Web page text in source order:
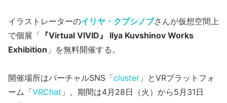
イラストレーターのイリヤ・クブシノブさんが仮想空間上
で個展「 『Virtual VIVID』 Ilya Kuvshinov Works
Exhibition 」を無料開催する。
開催場所はバーチャルSNS「cluster 」とVRプラットフォ
ーム「VRChat 」。期間は4月28日（火）から5月31日